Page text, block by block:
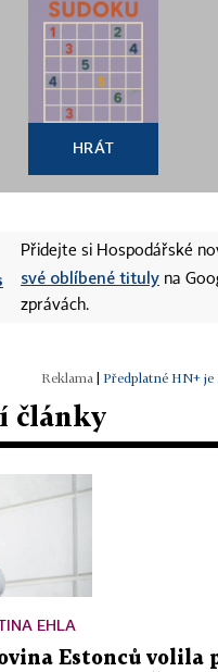
HRÁT
Přidejte si Hospodářské
své oblíbené tituly na
zprávách.
Předplatné HN+ je
články
EHLA
Estonců volila